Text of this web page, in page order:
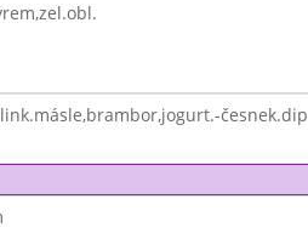
česnek.dip